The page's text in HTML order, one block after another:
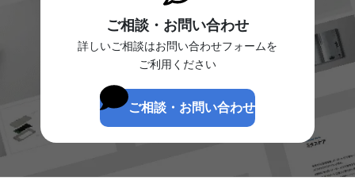
ご相談・お問い合わせ
詳しいご相談はお問い合わせフォームを
ご利用ください
ご相談・お問い合わせ